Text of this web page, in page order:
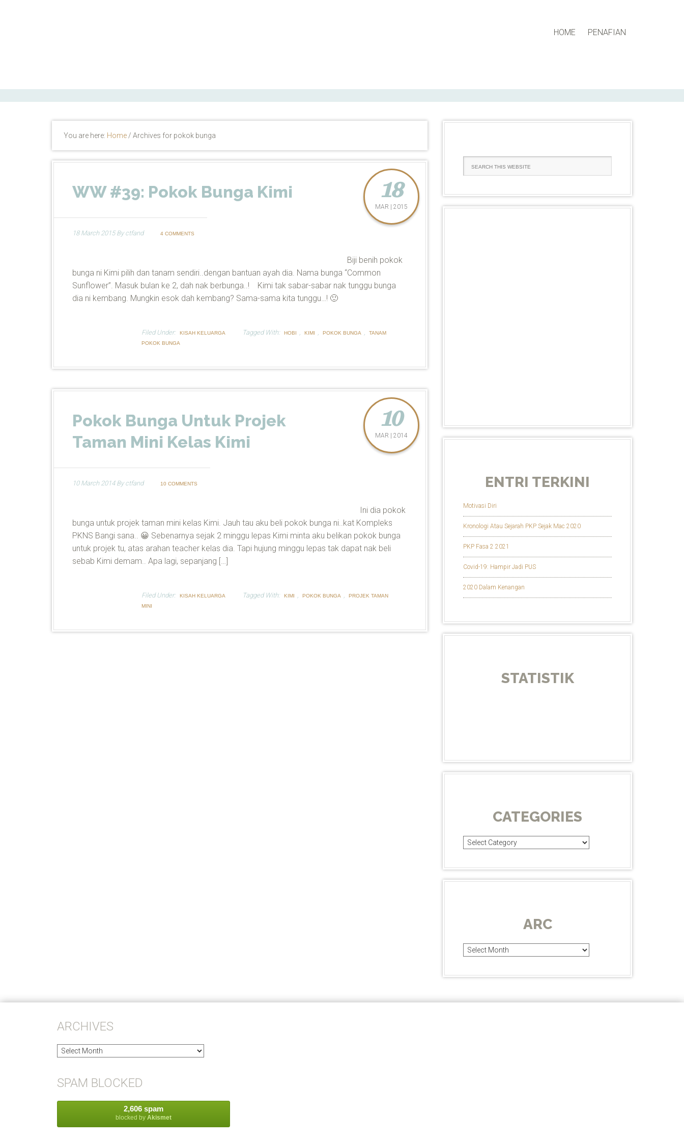
HOME PENAFIAN
You are here: Home / Archives for pokok bunga
WW #39: Pokok Bunga Kimi 18
MAR | 2015
18 March 2015Byctfand 4 COMMENTS
Biji benih pokok
bunga ni Kimi pilih dan tanam sendiri..dengan bantuan ayah dia. Nama bunga “Common
Sunflower”. Masuk bulan ke 2, dah nak berbunga..! Kimi tak sabar-sabar nak tunggu bunga
dia ni kembang. Mungkin esok dah kembang? Sama-sama kita tunggu…! 🙂
Filed Under: KISAH KELUARGA Tagged With: HOBI , KIMI , POKOK BUNGA ,
TANAM
POKOK BUNGA
Pokok Bunga Untuk Projek
Taman Mini Kelas Kimi
10
MAR | 2014
10 March 2014Byctfand 10 COMMENTS
Ini dia pokok
bunga untuk projek taman mini kelas Kimi. Jauh tau aku beli pokok bunga ni..kat Kompleks
PKNS Bangi sana.. 😀 Sebenarnya sejak 2 minggu lepas Kimi minta aku belikan pokok bunga
untuk projek tu, atas arahan teacher kelas dia. Tapi hujung minggu lepas tak dapat nak beli
sebab Kimi demam.. Apa lagi, sepanjang […]
Filed Under: KISAH KELUARGA Tagged With: KIMI , POKOK BUNGA ,
PROJEK TAMAN
MINI
ENTRI TERKINI
Motivasi Diri
Kronologi Atau Sejarah PKP Sejak Mac 2020
PKP Fasa 2 2021
Covid-19: Hampir Jadi PUS
2020 Dalam Kenangan
STATISTIK
CATEGORIES
Categories
ARC
Arc
ARCHIVES
Archives
SPAM BLOCKED
2,606 spam
blocked by Akismet